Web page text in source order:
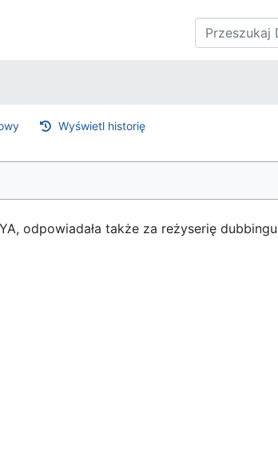
Wyświetl historię
odpowiadała także za reżyserię